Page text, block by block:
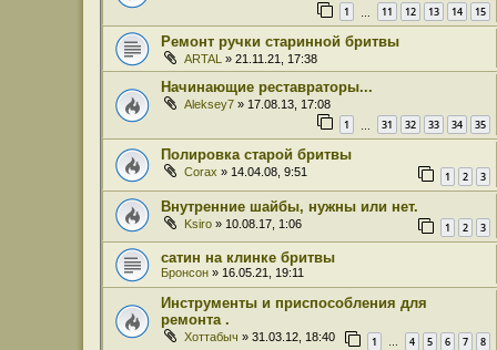
1 11 12 13 14 15
Ремонт ручки старинной бритвы
ARTAL » 21.11.21, 17:38
Начинающие реставраторы...
Aleksey7 » 17.08.13, 17:08
1 31 32 33 34 35
Полировка старой бритвы
Corax » 14.04.08, 9:51 1 2 3
Внутренние шайбы, нужны или нет.
Ksiro » 10.08.17, 1:06 1 2 3
сатин на клинке бритвы
Бронсон » 16.05.21, 19:11
Инструменты и приспособления для
ремонта .
Хоттабыч » 31.03.12, 18:40 1 … 4 5 6 7 8